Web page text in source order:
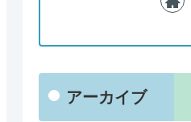
アーカイブ